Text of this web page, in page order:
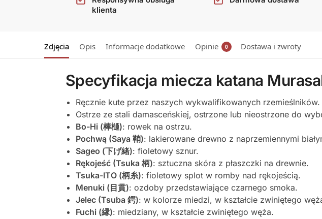
klienta
Zdjęcia Opis Informacje dodatkowe Opinie 0 Dostawa i zwroty
Specyfikacja miecza katana
Ręcznie kute przez naszych wykwalifikowanych rzemieślników.
Ostrze ze stali damasceńskiej, ostrzone lub nieostrzone do
Bo-Hi (棒樋): rowek na ostrzu.
Pochwą (Saya 鞘): lakierowane drewno z naprzemiennymi
Sageo (下げ緒): fioletowy sznur.
Rękojeść (Tsuka 柄): sztuczna skóra z płaszczki na drewnie.
Tsuka-ITO (柄糸): fioletowy splot w romby nad rękojeścią.
Menuki (目貫): ozdoby przedstawiające czarnego smoka.
Jelec (Tsuba 鍔): w kolorze miedzi, w kształcie zwiniętego
Fuchi (縁): miedziany, w kształcie zwiniętego węża.